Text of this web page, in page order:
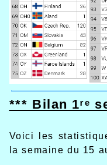
*** Bilan 1ʳᵉ
Voici les
la semaine du 15